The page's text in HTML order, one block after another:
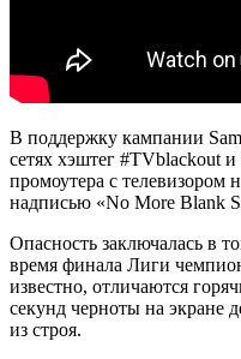
В поддержку кампании
сетях хэштег #TVblackout
промоутера с телевизором
надписью «No More Blank
Опасность заключалась в
время финала Лиги
известно, отличаются
секунд черноты на экране
из строя.